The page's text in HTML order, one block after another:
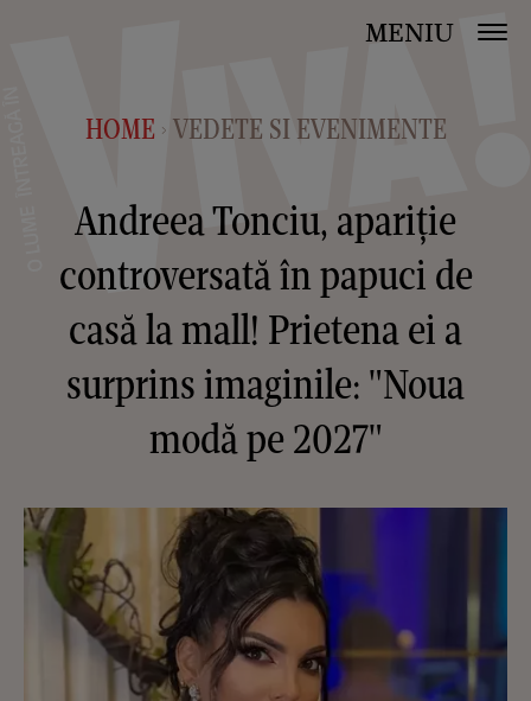
MENIU
HOME > VEDETE SI EVENIMENTE
Andreea Tonciu, apariție
controversată în papuci de
casă la mall! Prietena ei a
surprins imaginile: "Noua
modă pe 2027"